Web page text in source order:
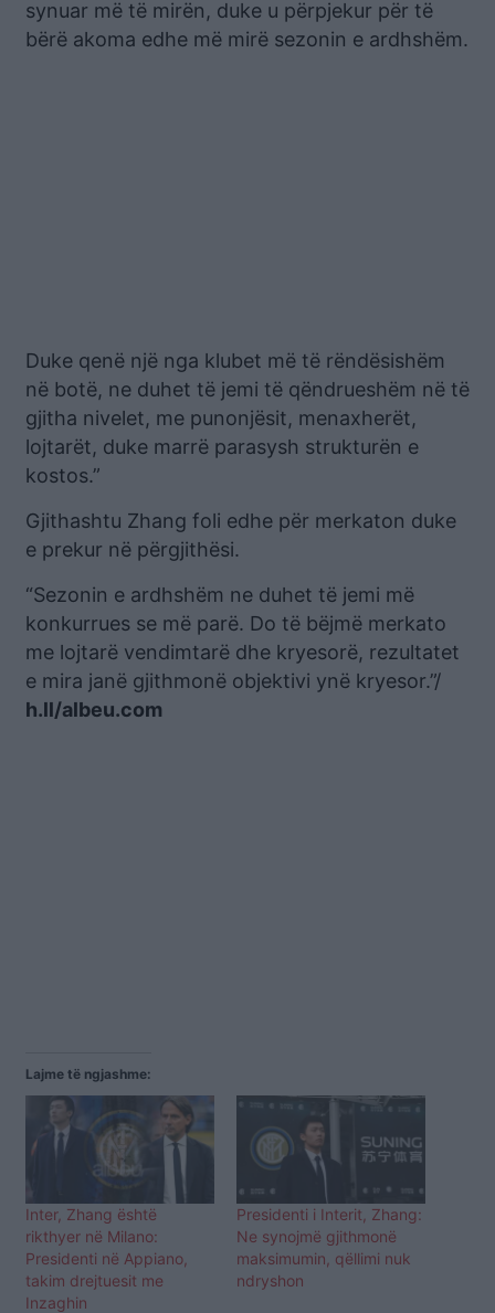
synuar më të mirën, duke u përpjekur për të
bërë akoma edhe më mirë sezonin e ardhshëm.
Duke qenë një nga klubet më të rëndësishëm
në botë, ne duhet të jemi të qëndrueshëm në të
gjitha nivelet, me punonjësit, menaxherët,
lojtarët, duke marrë parasysh strukturën e
kostos.”
Gjithashtu Zhang foli edhe për merkaton duke
e prekur në përgjithësi.
“Sezonin e ardhshëm ne duhet të jemi më
konkurrues se më parë. Do të bëjmë merkato
me lojtarë vendimtarë dhe kryesorë, rezultatet
e mira janë gjithmonë objektivi ynë kryesor.”/
h.ll/albeu.com
Lajme të ngjashme:
Inter, Zhang është
rikthyer në Milano:
Presidenti në Appiano,
takim drejtuesit me
Inzaghin
Presidenti i Interit, Zhang:
Ne synojmë gjithmonë
maksimumin, qëllimi nuk
ndryshon